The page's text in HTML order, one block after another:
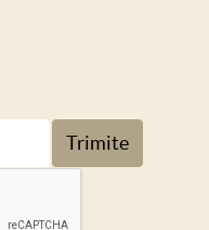
Trimite